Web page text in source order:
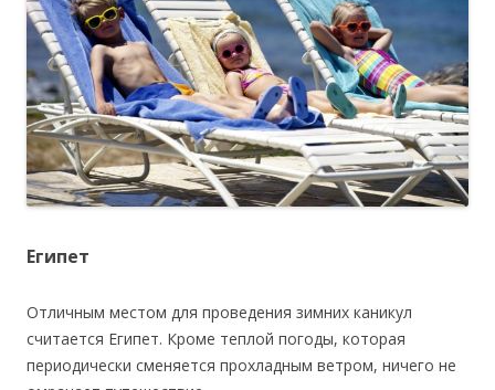
Египет
Отличным местом для проведения зимних каникул
считается Египет. Кроме теплой погоды, которая
периодически сменяется прохладным ветром, ничего не